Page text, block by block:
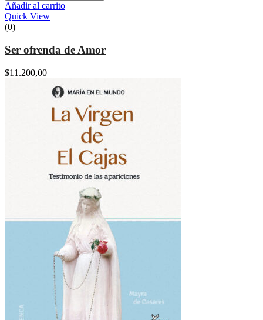
Añadir al carrito
Quick View
(0)
Ser ofrenda de Amor
$11.200,00